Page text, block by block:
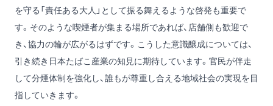
を守る「責任ある大人」として振る舞えるような啓発も重要で
す。そのような喫煙者が集まる場所であれば、店舗側も歓迎で
き、協力の輪が広がるはずです。こうした意識醸成については、
引き続き日本たばこ産業の知見に期待しています。官民が伴走
して分煙体制を強化し、誰もが尊重し合える地域社会の実現を目
指していきます。